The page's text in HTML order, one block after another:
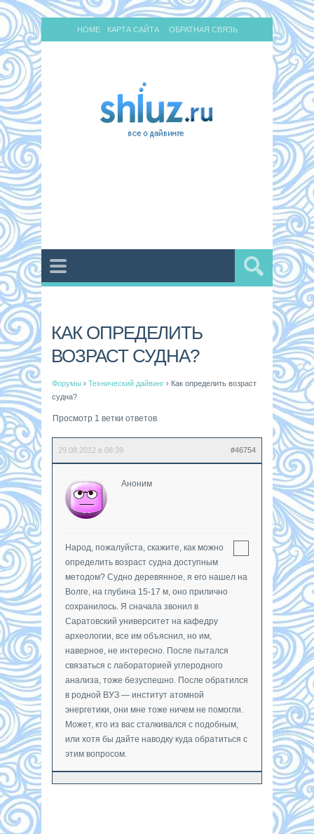
HOME КАРТА САЙТА ОБРАТНАЯ СВЯЗЬ
КАК ОПРЕДЕЛИТЬ
ВОЗРАСТ СУДНА?
Форумы › Технический дайвинг › Как определить возраст
судна?
Просмотр 1 ветки ответов
29.08.2012 в 08:39 #46754
Аноним
Народ, пожалуйста, скажите, как можно
определить возраст судна доступным
методом? Судно деревянное, я его нашел на
Волге, на глубина 15-17 м, оно прилично
сохранилось. Я сначала звонил в
Саратовский университет на кафедру
археологии, все им объяснил, но им,
наверное, не интересно. После пытался
связаться с лабораторией углеродного
анализа, тоже безуспешно. После обратился
в родной ВУЗ — институт атомной
энергетики, они мне тоже ничем не помогли.
Может, кто из вас сталкивался с подобным,
или хотя бы дайте наводку куда обратиться с
этим вопросом.